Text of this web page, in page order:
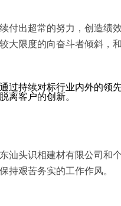
付出超常的努力，创造绩
大限度的向奋斗者倾斜，
过持续对标行业内外的领
离客户的创新。
汕头识相建材有限公司和
持艰苦务实的工作作风。